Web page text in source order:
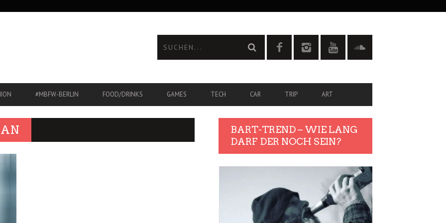
#MBFW-BERLIN FOOD/DRINKS GAMES TECH CAR TRIP ART
BART-TREND – WIE LANG
DARF DER NOCH SEIN?